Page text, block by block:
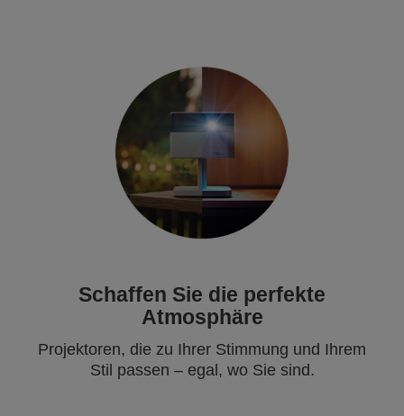
Schaffen Sie die perfekte
Atmosphäre
Projektoren, die zu Ihrer Stimmung und Ihrem
Stil passen – egal, wo Sie sind.